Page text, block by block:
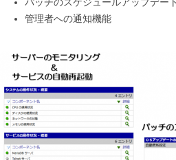
管理者への通知機能